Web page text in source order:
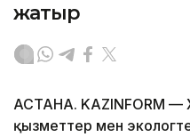
жатыр
АСТАНА. KAZINFORM —
қызметтер мен